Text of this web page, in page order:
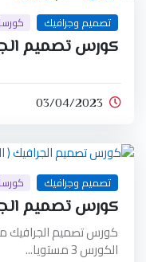
تصميم وجرافيك
كورس تصميم
03/04/2023
تصميم وجرافيك
كورس تصميم
كورس تصميم الجرافيك
الكورس 3 مستويا...